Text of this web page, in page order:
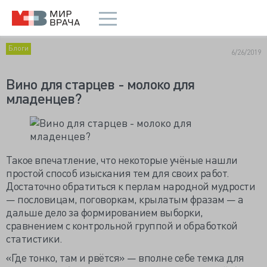
Блоги 6/26/2019
Вино для старцев - молоко для
младенцев?
Такое впечатление, что некоторые учёные нашли
простой способ изыскания тем для своих работ.
Достаточно обратиться к перлам народной мудрости
— пословицам, поговоркам, крылатым фразам — а
дальше дело за формированием выборки,
сравнением с контрольной группой и обработкой
статистики.
«Где тонко, там и рвётся» — вполне себе темка для